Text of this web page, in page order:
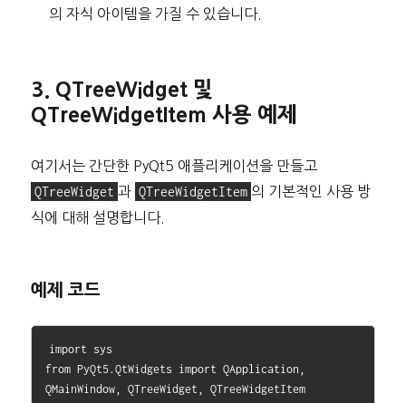
의 자식 아이템을 가질 수 있습니다.
3. QTreeWidget 및
QTreeWidgetItem 사용 예제
여기서는 간단한 PyQt5 애플리케이션을 만들고
QTreeWidget 과 QTreeWidgetItem 의 기본적인 사용 방
식에 대해 설명합니다.
예제 코드
import sys
from PyQt5.QtWidgets import QApplication,
QMainWindow, QTreeWidget, QTreeWidgetItem